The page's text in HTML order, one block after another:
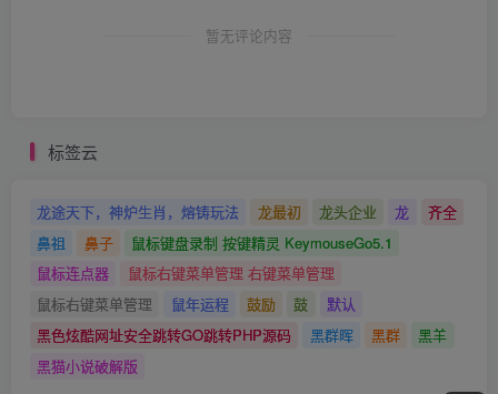
暂无评论内容
标签云
龙途天下，神炉生肖，熔铸玩法 龙最初 龙头企业 龙
齐全
鼻祖
鼻子
鼠标键盘录制 按键精灵 KeymouseGo5.1
鼠标连点器
鼠标右键菜单管理 右键菜单管理
鼠标右键菜单管理
鼠年运程 鼓励 鼓
默认
黑色炫酷网址安全跳转GO跳转PHP源码
黑群晖 黑群
黑羊
黑猫小说破解版